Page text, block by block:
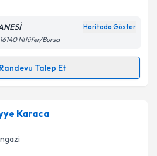
Haritada Göster
Ni̇lüfer/Bursa
Randevu Talep Et
Talebi
için randevu takvimi talebi
randevu almanız için bir
e-posta ile bilgilendireceğiz.
Karaca